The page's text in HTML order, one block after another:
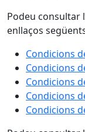
Podeu consultar
enllaços
Condicions
Condicions
Condicions
Condicions
Condicions